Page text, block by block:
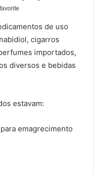
de uso
cigarros
importados,
diversos e bebidas
estavam:
emagrecimento